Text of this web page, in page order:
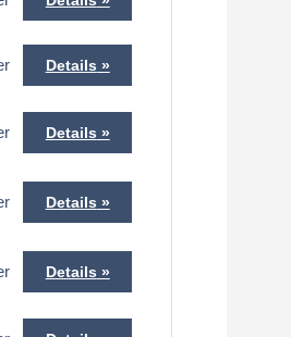
Details
Details
Details
Details